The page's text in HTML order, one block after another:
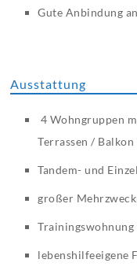
Gute Anbindung
Ausstattung
4 Wohngruppen
Terrassen / Balkon
Tandem- und
großer
Trainingswohnung
lebenshilfeeigene